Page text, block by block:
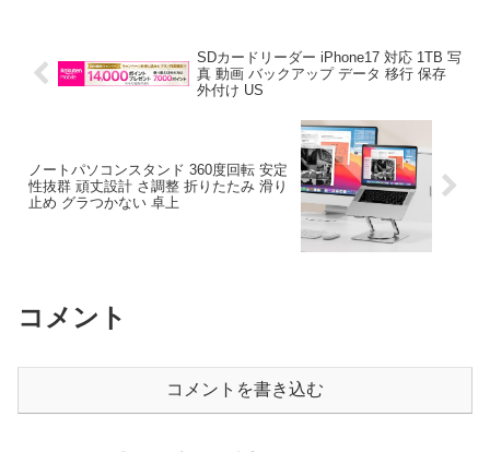
SDカードリーダー iPhone17 対応 1TB 写
真 動画 バックアップ データ 移行 保存
外付け US
ノートパソコンスタンド 360度回転 安定
性抜群 頑丈設計 さ調整 折りたたみ 滑り
止め グラつかない 卓上
コメント
コメントを書き込む